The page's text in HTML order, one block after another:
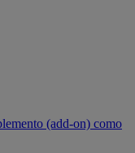
(add-on) como